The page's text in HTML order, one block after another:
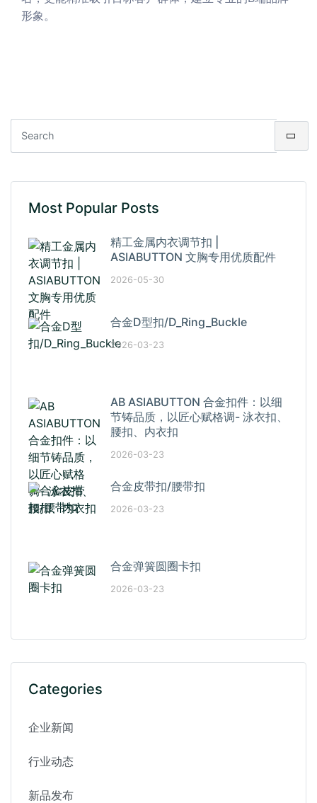
形象。
Most Popular Posts
精工金属内衣调节扣 |
ASIABUTTON 文胸专用优质配件
2026-05-30
合金D型扣/D_Ring_Buckle
2026-03-23
AB ASIABUTTON 合金扣件：以细
节铸品质，以匠心赋格调- 泳衣扣、
腰扣、内衣扣
2026-03-23
合金皮带扣/腰带扣
2026-03-23
合金弹簧圆圈卡扣
2026-03-23
Categories
企业新闻
行业动态
新品发布